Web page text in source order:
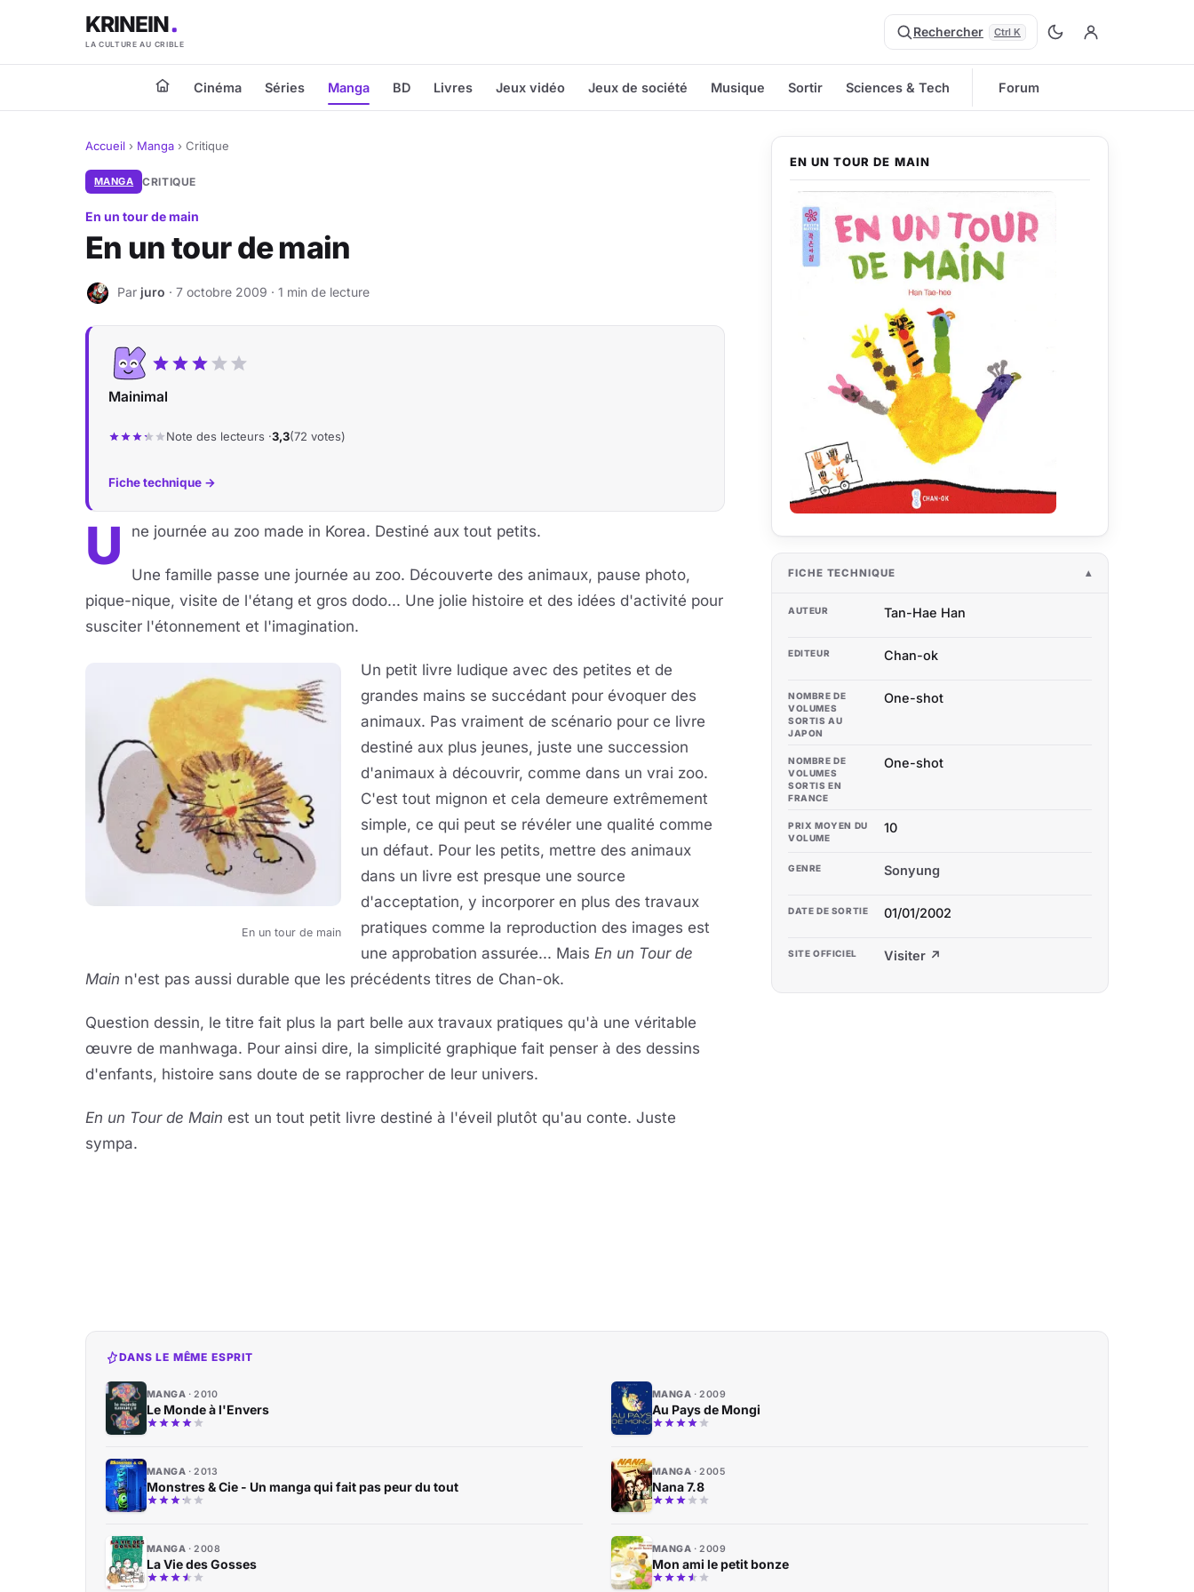
KRINEIN
LA CULTURE AU CRIBLE
Rechercher Ctrl K
Cinéma Séries Manga BD Livres Jeux vidéo Jeux de société Musique Sortir Sciences & Tech Forum
Accueil › Manga › Critique
MANGA CRITIQUE
En un tour de main
En un tour de main
J Par juro · 7 octobre 2009 · 1 min de lecture
Mainimal
Note des lecteurs ·3,3(72 votes)
Fiche technique →
U ne journée au zoo made in Korea. Destiné aux tout petits.
Une famille passe une journée au zoo. Découverte des animaux, pause photo,
pique-nique, visite de l'étang et gros dodo... Une jolie histoire et des idées d'activité pour
susciter l'étonnement et l'imagination.
En un tour de main
Un petit livre ludique avec des petites et de
grandes mains se succédant pour évoquer des
animaux. Pas vraiment de scénario pour ce livre
destiné aux plus jeunes, juste une succession
d'animaux à découvrir, comme dans un vrai zoo.
C'est tout mignon et cela demeure extrêmement
simple, ce qui peut se révéler une qualité comme
un défaut. Pour les petits, mettre des animaux
dans un livre est presque une source
d'acceptation, y incorporer en plus des travaux
pratiques comme la reproduction des images est
une approbation assurée... Mais En un Tour de
Main n'est pas aussi durable que les précédents titres de Chan-ok.
Question dessin, le titre fait plus la part belle aux travaux pratiques qu'à une véritable
œuvre de manhwaga. Pour ainsi dire, la simplicité graphique fait penser à des dessins
d'enfants, histoire sans doute de se rapprocher de leur univers.
En un Tour de Main est un tout petit livre destiné à l'éveil plutôt qu'au conte. Juste
sympa.
EN UN TOUR DE MAIN
FICHE TECHNIQUE
AUTEUR Tan-Hae Han
EDITEUR Chan-ok
NOMBRE DE
VOLUMES
SORTIS AU
JAPON
One-shot
NOMBRE DE
VOLUMES
SORTIS EN
FRANCE
One-shot
PRIX MOYEN DU
VOLUME
10
GENRE Sonyung
DATE DE SORTIE 01/01/2002
SITE OFFICIEL Visiter ↗
DANS LE MÊME ESPRIT
MANGA 2010
Le Monde à l'Envers
MANGA 2009
Au Pays de Mongi
MANGA 2013
Monstres & Cie - Un manga qui fait pas peur du tout
MANGA 2005
Nana 7.8
MANGA 2008
La Vie des Gosses
MANGA 2009
Mon ami le petit bonze